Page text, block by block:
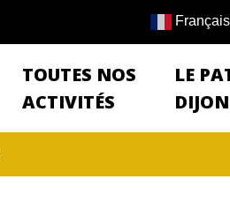
Français
TOUTES NOS
ACTIVITÉS
LE